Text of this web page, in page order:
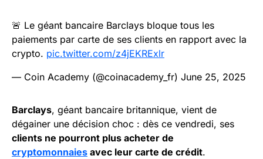
🚨 Le géant bancaire Barclays bloque tous les
paiements par carte de ses clients en rapport avec la
crypto. pic.twitter.com/z4jEKRExlr
— Coin Academy (@coinacademy_fr) June 25, 2025
Barclays, géant bancaire britannique, vient de
dégainer une décision choc : dès ce vendredi, ses
clients ne pourront plus acheter de
cryptomonnaies avec leur carte de crédit.